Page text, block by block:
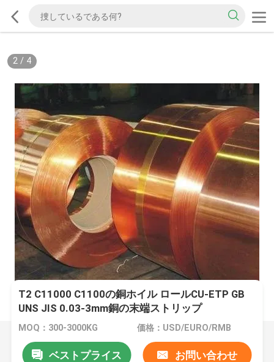
2/ 4
T2 C11000 C1100の銅ホイル ロールCU-ETP GB
UNS JIS 0.03-3mm銅の末端ストリップ
MOQ：300-3000KG 価格：USD/EURO/RMB
ベストプライス お問い合わせ